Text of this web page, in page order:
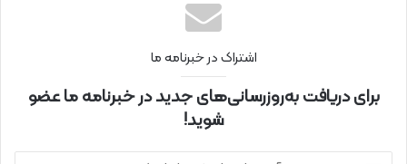
اشتراک در خبرنامه ما
برای دریافت به‌روزرسانی‌های جدید در خبرنامه ما عضو
شوید!